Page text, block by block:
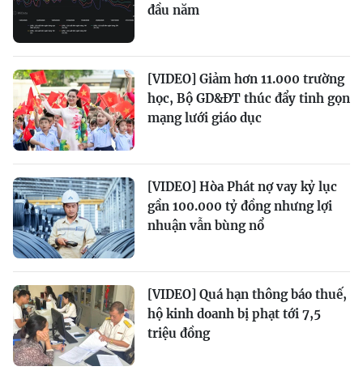
đầu năm
[VIDEO] Giảm hơn 11.000 trường
học, Bộ GD&ĐT thúc đẩy tinh gọn
mạng lưới giáo dục
[VIDEO] Hòa Phát nợ vay kỷ lục
gần 100.000 tỷ đồng nhưng lợi
nhuận vẫn bùng nổ
[VIDEO] Quá hạn thông báo thuế,
hộ kinh doanh bị phạt tới 7,5
triệu đồng